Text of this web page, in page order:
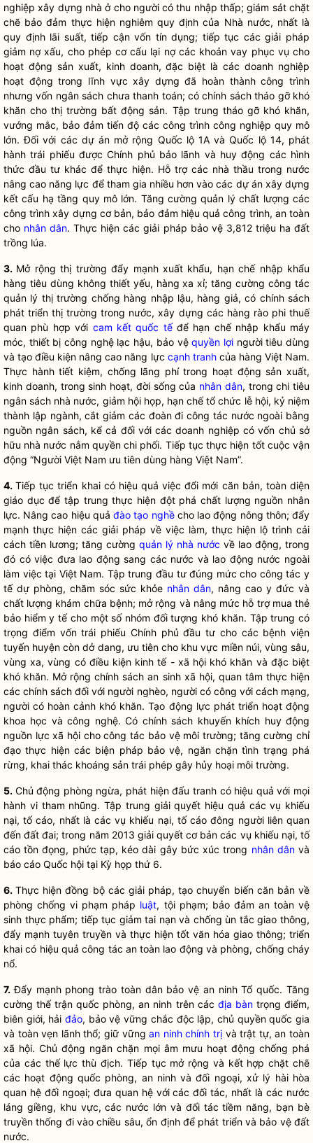
nghiệp xây dựng nhà ở cho người có thu nhập thấp; giám sát chặt
chẽ bảo đảm thực hiện nghiêm quy định của Nhà nước, nhất là
quy định lãi suất, tiếp cận vốn tín dụng; tiếp tục các giải pháp
giảm nợ xấu, cho phép cơ cấu lại nợ các khoản vay phục vụ cho
hoạt động sản xuất, kinh doanh, đặc biệt là các doanh nghiệp
hoạt động trong lĩnh vực xây dựng đã hoàn thành công trình
nhưng vốn ngân sách chưa thanh toán; có chính sách tháo gỡ khó
khăn cho thị trường bất động sản. Tập trung tháo gỡ khó khăn,
vướng mắc, bảo đảm tiến độ các công trình công nghiệp quy mô
lớn. Đối với các dự án mở rộng Quốc lộ 1A và Quốc lộ 14, phát
hành trái phiếu được Chính phủ bảo lãnh và huy động các hình
thức đầu tư khác để thực hiện. Hỗ trợ các nhà thầu trong nước
nâng cao năng lực để tham gia nhiều hơn vào các dự án xây dựng
kết cấu hạ tầng quy mô lớn. Tăng cường quản lý chất lượng các
công trình xây dựng cơ bản, bảo đảm hiệu quả công trình, an toàn
cho nhân dân. Thực hiện các giải pháp bảo vệ 3,812 triệu ha đất
trồng lúa.
3. Mở rộng thị trường đẩy mạnh xuất khẩu, hạn chế nhập khẩu
hàng tiêu dùng không thiết yếu, hàng xa xỉ; tăng cườngcông tác
quản lý thị trường chống hàng nhập lậu, hàng giả, có chính sách
phát triển thị trường trong nước, xây dựng các hàng rào phi thuế
quan phù hợp với cam kết quốc tếđể hạn chế nhập khẩu máy
móc, thiết bị công nghệ lạc hậu, bảo vệquyền lợingười tiêu dùng
và tạo điều kiện nâng cao năng lực cạnh tranhcủa hàng Việt Nam.
Thực hành tiết kiệm, chống lãng phí trong hoạt động sản xuất,
kinh doanh, trong sinh hoạt, đời sống của nhân dân, trong chi tiêu
ngân sách nhà nước, giảm hội họp, hạn chế tổ chức lễ hội, kỷ niệm
thành lập ngành, cắt giảm các đoàn đi công tác nước ngoài bằng
nguồn ngân sách, kể cả đối với các doanh nghiệp có vốn chủ sở
hữu nhà nước nắm quyền chi phối. Tiếp tục thực hiện tốt cuộc vận
động “Người Việt Nam ưu tiên dùng hàng Việt Nam”.
4.Tiếp tục triển khai có hiệu quả việc đổi mới căn bản, toàn diện
giáo dục để tập trung thực hiện đột phá chất lượng nguồn nhân
lực. Nâng cao hiệu quảđào tạo nghềcho lao động nông thôn; đẩy
mạnh thực hiện các giải pháp về việc làm, thực hiện lộ trình cải
cách tiền lương; tăng cường quản lý nhà nước về lao động, trong
đó có việc đưa lao động sang các nước và lao động nước ngoài
làm việc tại Việt Nam. Tập trung đầu tư đúng mức cho công tác y
tế dự phòng, chăm sóc sức khỏe nhân dân, nâng cao y đức và
chất lượng khám chữa bệnh; mở rộng và nâng mức hỗ trợ mua thẻ
bảo hiểm y tế cho một số nhóm đối tượng khó khăn. Tập trung có
trọng điểm vốn trái phiếu Chính phủ đầu tư cho các bệnh viện
tuyến huyện còn dở dang, ưu tiên cho khu vực miền núi, vùng sâu,
vùng xa, vùng có điều kiện kinh tế - xã hội khó khăn và đặc biệt
khó khăn. Mở rộng chính sách an sinh xã hội, quan tâm thực hiện
các chính sách đối với người nghèo, người có công với cách mạng,
người có hoàn cảnh khó khăn. Tạo động lực phát triển hoạt động
khoa học và công nghệ. Có chính sách khuyến khích huy động
nguồn lực xã hội chocông tác bảo vệ môi trường; tăng cườngchỉ
đạo thực hiện các biện pháp bảo vệ, ngăn chặn tình trạng phá
rừng, khai thác khoáng sản trái phép gây hủy hoại môi trường.
5. Chủ động phòng ngừa, phát hiện đấu tranh có hiệu quả với mọi
hành vi tham nhũng. Tập trung giải quyết hiệu quả các vụ khiếu
nại, tố cáo, nhất là các vụ khiếu nại, tố cáo đông người liên quan
đến đất đai; trong năm 2013 giải quyết cơ bản các vụ khiếu nại, tố
cáo tồn đọng, phức tạp, kéo dài gây bức xúc trong nhân dânvà
báo cáo Quốc hội tại Kỳ họp thứ 6.
6.Thực hiện đồng bộ các giải pháp, tạo chuyển biến căn bản về
phòng chống vi phạm pháp luật, tội phạm; bảo đảm an toàn vệ
sinh thực phẩm; tiếp tục giảm tai nạn và chống ùn tắc giao thông,
đẩy mạnh tuyên truyền và thực hiện tốt văn hóa giao thông; triển
khai có hiệu quảcông tác an toàn lao động và phòng, chống cháy
nổ.
7.Đẩy mạnh phong trào toàn dân bảo vệ an ninh Tổ quốc. Tăng
cường thế trận quốc phòng, an ninh trên các địa bàntrọng điểm,
biên giới, hảiđảo, bảo vệ vững chắc độc lập, chủ quyềnquốc gia
và toàn vẹn lãnh thổ; giữ vữngan ninh chính trị và trật tự, an toàn
xã hội. Chủ động ngăn chặn mọi âm mưu hoạt động chống phá
của các thế lực thù địch. Tiếp tục mở rộng và kết hợp chặt chẽ
các hoạt động quốc phòng, an ninh và đối ngoại, xử lý hài hòa
quan hệ đối ngoại; đưa quan hệ với các đối tác, nhất là các nước
láng giềng, khu vực, các nước lớn và đối tác tiềm năng, bạn bè
truyền thống đi vào chiều sâu, ổn định để phát triển và bảo vệ đất
nước.